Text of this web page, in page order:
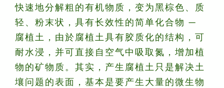
快速地分解粗的有机物质，变为黑棕色、质
轻、粉末状，具有长效性的简单化合物 —
腐植土，由於腐植土具有胶质化的结构，可
耐水浸，并可直接自空气中吸取氮，增加植
物的矿物质。其实，产生腐植土只是解决土
壤问题的表面，基本是要产生大量的微生物